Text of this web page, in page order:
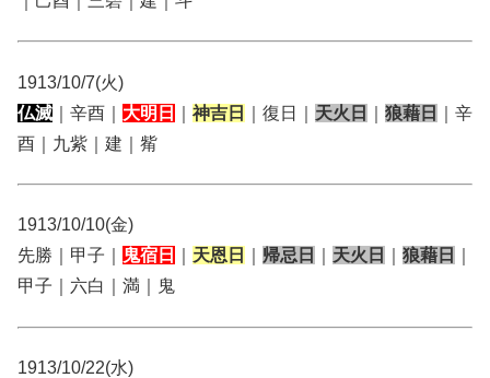
1913/10/7(火)
仏滅 ｜辛酉｜ 大明日 神吉日 ｜復日｜ 天火日 狼藉日
｜辛
酉｜九紫｜建｜觜
1913/10/10(金)
先勝｜甲子｜
鬼宿日 天恩日 帰忌日 天火日 狼藉日
甲子｜六白｜満｜鬼
1913/10/22(水)